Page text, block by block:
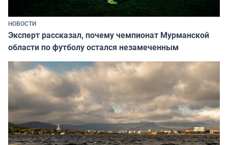
НОВОСТИ
Эксперт рассказал, почему чемпионат Мурманской
области по футболу остался незамеченным